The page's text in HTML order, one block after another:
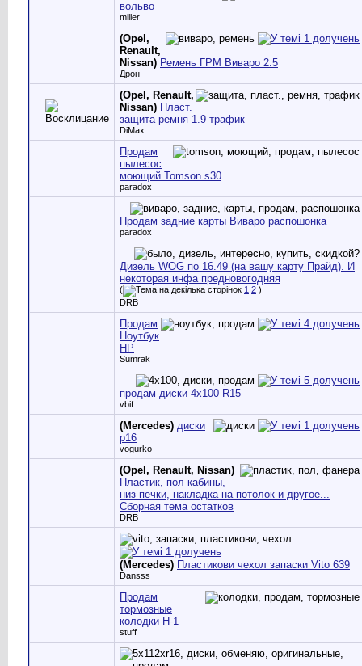
вольво
miller
(Opel,
Renault,
Nissan) Ремень ГРМ Виваро 2.5
Дрон
(Opel, Renault,
Nissan) Пласт.
защита ремня 1.9 трафик
DiMax
Продам
пылесос
моющий Tomson s30
paradox
Продам задние карты Виваро распошонка
paradox
Дизель WOG по 16.49 (на вашу карту Прайд). И
некоторая инфа предновогодняя
( 1 2 )
DRB
Продам
Ноутбук
НP
Sumrak
продам диски 4х100 R15
vbif
(Mercedes) диски
р16
vogurko
(Opel, Renault, Nissan)
Пластик, пол кабины,
низ печки, накладка на потолок и другое...
Сборная тема остатков
DRB
(Mercedes) Пластикови чехол запаски Vito 639
Dansss
Продам
тормозные
колодки H-1
stuff